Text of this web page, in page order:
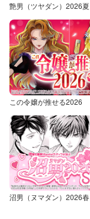
艶男（ツヤダン）2026夏
この令嬢が推せる2026
沼男（ヌマダン）2026春